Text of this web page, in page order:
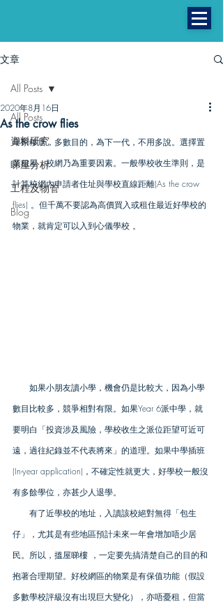
文章
All Posts
資料研究
睇屋分析
工程及物管
Blog
All Posts
As the crow flies
2020年8月16日
舉家移居，多數目的，為下一代，不用多說。選擇置
業租屋，校網乃為重要因素。一般學校收生準則，是
計算校網內申請者住址與學校直線距離(As the crow
flies) 。但千萬不要認為高價買入或租住最近好學校的
物業，就肯定可以入到心儀學校 。
如果小朋友讀小學，機會仍是比較大，因為小學
數目比較多，競爭相對有限。如果Year 6派中學，就
要明白「投資涉及風險，學校收生之派位距望可近可
遠，過往紀錄並不代表將來」的道理。如果中學插班
(In-year application)，不確定性就更大，好學校一般沒
有多餘學位，亦甚少人退學。
有了近學校的地址，入讀該校絕對無得「包生
仔」，尤其是有些地區預計未來一年會增加唔少居
民。所以，搵屋睇樓 ，一定要先搞清楚自己的目的和
抱著合理期望。好校網區的物業是有保值功能（假設
多數學校評級沒有出現巨大變化），亦唔憂租，但當